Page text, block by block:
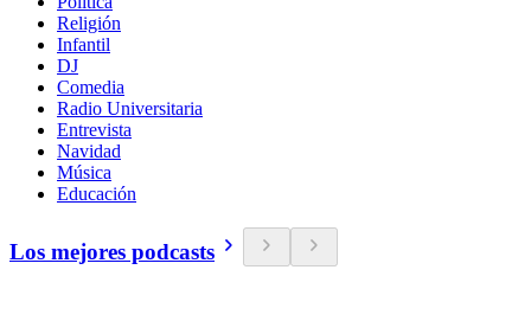
Religión
Infantil
DJ
Comedia
Radio Universitaria
Entrevista
Navidad
Música
Educación
Los mejores podcasts